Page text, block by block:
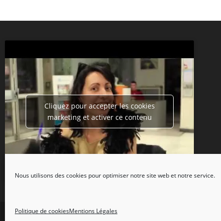
Nous utilisons des cookies pour optimiser notre site web et notre service.
Politique de cookiesMentions Légales
Cliquez pour accepter les cookies
marketing et activer ce contenu
Copyright 2026 - Tripot Holdem Club